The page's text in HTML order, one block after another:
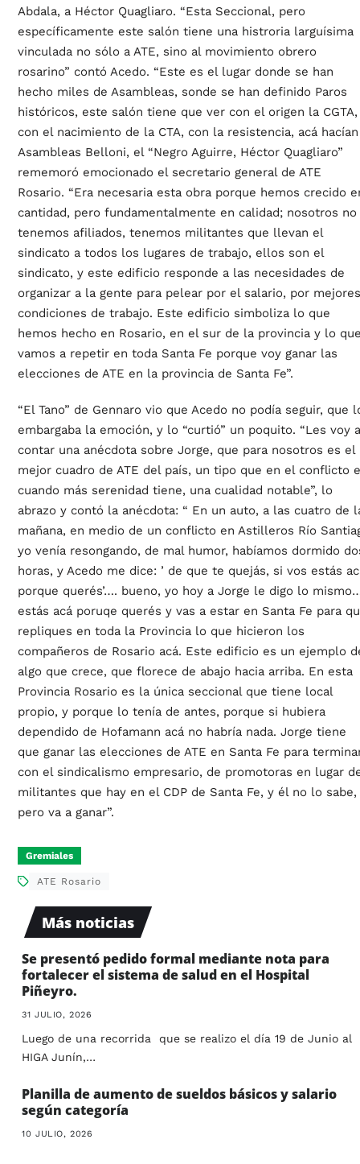
Abdala, a Héctor Quagliaro. “Esta Seccional, pero
específicamente este salón tiene una histroria larguísima
vinculada no sólo a ATE, sino al movimiento obrero
rosarino” contó Acedo. “Este es el lugar donde se han
hecho miles de Asambleas, sonde se han definido Paros
históricos, este salón tiene que ver con el origen la CGTA,
con el nacimiento de la CTA, con la resistencia, acá hacían
Asambleas Belloni, el “Negro Aguirre, Héctor Quagliaro”
rememoró emocionado el secretario general de ATE
Rosario. “Era necesaria esta obra porque hemos crecido
cantidad, pero fundamentalmente en calidad; nosotros no
tenemos afiliados, tenemos militantes que llevan el
sindicato a todos los lugares de trabajo, ellos son el
sindicato, y este edificio responde a las necesidades de
organizar a la gente para pelear por el salario, por mejores
condiciones de trabajo. Este edificio simboliza lo que
hemos hecho en Rosario, en el sur de la provincia y lo
vamos a repetir en toda Santa Fe porque voy ganar las
elecciones de ATE en la provincia de Santa Fe”.
“El Tano” de Gennaro vio que Acedo no podía seguir, que
embargaba la emoción, y lo “curtió” un poquito. “Les voy a
contar una anécdota sobre Jorge, que para nosotros es el
mejor cuadro de ATE del país, un tipo que en el conflicto
cuando más serenidad tiene, una cualidad notable”, lo
abrazo y contó la anécdota: “ En un auto, a las cuatro de
mañana, en medio de un conflicto en Astilleros Río
yo venía resongando, de mal humor, habíamos dormido
horas, y Acedo me dice: ’ de que te quejás, si vos estás
porque querés’…. bueno, yo hoy a Jorge le digo lo
estás acá poruqe querés y vas a estar en Santa Fe para
repliques en toda la Provincia lo que hicieron los
compañeros de Rosario acá. Este edificio es un ejemplo
algo que crece, que florece de abajo hacia arriba. En esta
Provincia Rosario es la única seccional que tiene local
propio, y porque lo tenía de antes, porque si hubiera
dependido de Hofamann acá no habría nada. Jorge tiene
que ganar las elecciones de ATE en Santa Fe para
con el sindicalismo empresario, de promotoras en lugar
militantes que hay en el CDP de Santa Fe, y él no lo sabe,
pero va a ganar”.
Gremiales
ATE Rosario
Más noticias
Se presentó pedido formal mediante nota para
fortalecer el sistema de salud en el Hospital
Piñeyro.
31 JULIO, 2026
Luego de una recorrida que se realizo el día 19 de Junio al
HIGA Junín,…
Planilla de aumento de sueldos básicos y salario
según categoría
10 JULIO, 2026